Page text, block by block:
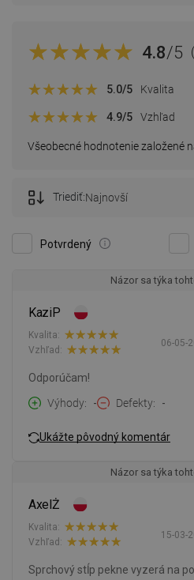
4.8/5
Všeobecné hodnotenie založené
5.0/5 Kvalita
4.9/5 Vzhľad
Potvrdený
Triediť:Najnovší
Názor sa týka
KaziP
06-05-
Kvalita:
Vzhľad:
Odporúčam!
Výhody
- Defekty -
Ukážte pôvodný komentár
Názor sa týka
AxelŻ
15-03-
Kvalita:
Vzhľad:
Sprchový stĺp pekne vyzerá na